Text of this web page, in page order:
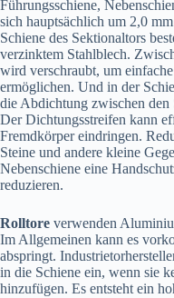
Führungsschiene,
sich hauptsächlich um 2,0
Schiene des Sektionaltors
verzinktem Stahlblech.
wird verschraubt, um
ermöglichen. Und in der
die Abdichtung zwischen den
Der Dichtungsstreifen kann
Fremdkörper eindringen.
Steine und andere kleine
Nebenschiene eine
reduzieren.
Rolltore verwenden
Im Allgemeinen kann es
abspringt.
in die Schiene ein, wenn sie
hinzufügen. Es entsteht ein